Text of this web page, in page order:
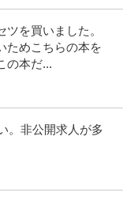
ァイナンスポジシ
ホテル ※会員属性など
日以上／発注者側／
を買いました。
ためこちらの本を
の本だ...
。非公開求人が多